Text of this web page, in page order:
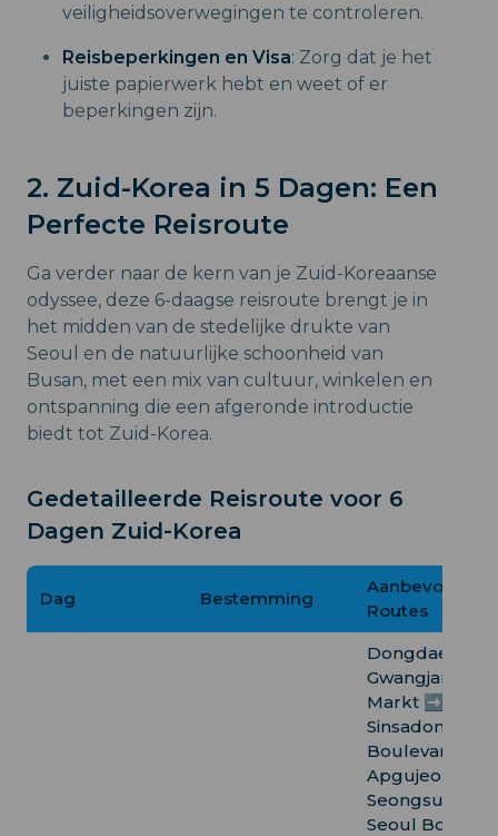
veiligheidsoverwegingen te controleren.
Reisbeperkingen en Visa: Zorg dat je het
juiste papierwerk hebt en weet of er
beperkingen zijn.
2. Zuid-Korea in 5 Dagen: Een
Perfecte Reisroute
Ga verder naar de kern van je Zuid-Koreaanse
odyssee, deze 6-daagse reisroute brengt je in
het midden van de stedelijke drukte van
Seoul en de natuurlijke schoonheid van
Busan, met een mix van cultuur, winkelen en
ontspanning die een afgeronde introductie
biedt tot Zuid-Korea.
Gedetailleerde Reisroute voor 6
Dagen Zuid-Korea
Dag Bestemming
Aanbevolen
Routes
Gwangjang
Markt ➡️
Sinsadong
Boulevard ➡️
Apgujeong ➡️
Seoul Bos ➡️